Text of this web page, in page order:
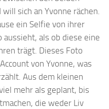
sich an Yvonne rächen.
ein Selfie von ihrer
aussieht, als ob diese eine
trägt. Dieses Foto
von Yvonne, was
Aus dem kleinen
mehr als geplant, bis
die weder Liv